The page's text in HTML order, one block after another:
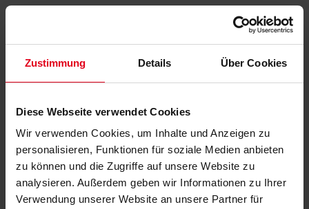
Zustimmung Details Über Cookies
Diese Webseite verwendet Cookies
Wir verwenden Cookies, um Inhalte und Anzeigen zu
personalisieren, Funktionen für soziale Medien anbieten
zu können und die Zugriffe auf unsere Website zu
analysieren. Außerdem geben wir Informationen zu Ihrer
Verwendung unserer Website an unsere Partner für